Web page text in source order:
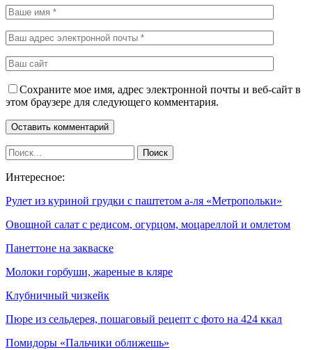
Сохраните мое имя, адрес электронной почты и веб-сайт в
этом браузере для следующего комментария.
Интересное:
Рулет из куриной грудки с паштетом а-ля «Метропольки»
Овощной салат с редисом, огурцом, моцареллой и омлетом
Панеттоне на закваске
Молоки горбуши, жареные в кляре
Клубничный чизкейк
Пюре из сельдерея, пошаговый рецепт с фото на 424 ккал
Помидоры «Пальчики оближешь»